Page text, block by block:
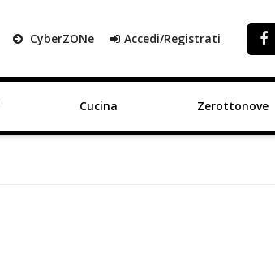
CyberZONe Accedi/Registrati
Cucina Zerottonove